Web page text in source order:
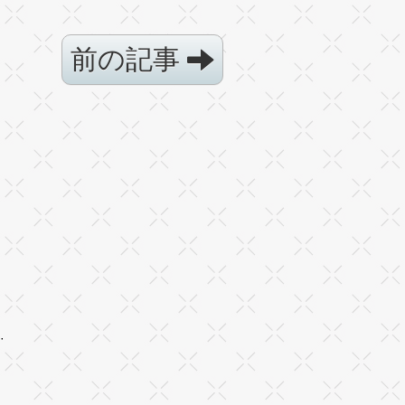
前の記事